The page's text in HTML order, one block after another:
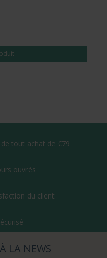
tout achat de €79
ouvrés
du client
LA NEWS